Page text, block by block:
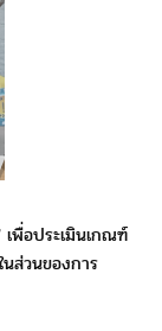
เพื่อประเมินเกณฑ์
ส่วนของการ